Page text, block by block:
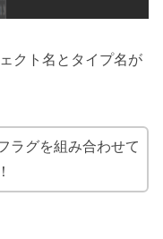
クト名とタイプ名が
ラグを組み合わせて